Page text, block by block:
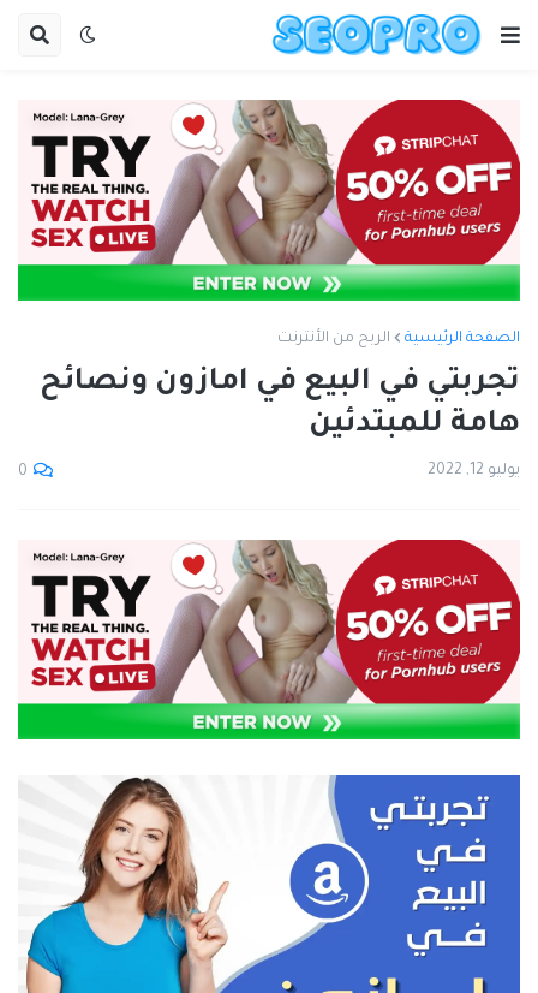
الصفحة الرئيسية الربح من الأنترنت
تجربتي في البيع في امازون ونصائح
هامة للمبتدئين
يوليو 12, 2022 0